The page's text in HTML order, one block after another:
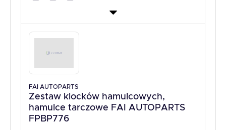
FAI AUTOPARTS
Zestaw klocków hamulcowych,
hamulce tarczowe FAI AUTOPARTS
FPBP776